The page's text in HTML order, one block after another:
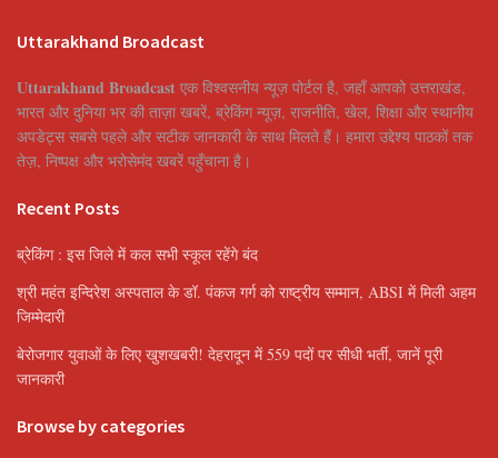
Uttarakhand Broadcast
Uttarakhand Broadcast एक विश्वसनीय न्यूज़ पोर्टल है, जहाँ आपको उत्तराखंड,
भारत और दुनिया भर की ताज़ा खबरें, ब्रेकिंग न्यूज़, राजनीति, खेल, शिक्षा और स्थानीय
अपडेट्स सबसे पहले और सटीक जानकारी के साथ मिलते हैं। हमारा उद्देश्य पाठकों तक
तेज़, निष्पक्ष और भरोसेमंद खबरें पहुँचाना है।
Recent Posts
ब्रेकिंग : इस जिले में कल सभी स्कूल रहेंगे बंद
श्री महंत इन्दिरेश अस्पताल के डॉ. पंकज गर्ग को राष्ट्रीय सम्मान, ABSI में मिली अहम
जिम्मेदारी
बेरोजगार युवाओं के लिए खुशखबरी! देहरादून में 559 पदों पर सीधी भर्ती, जानें पूरी
जानकारी
Browse by categories